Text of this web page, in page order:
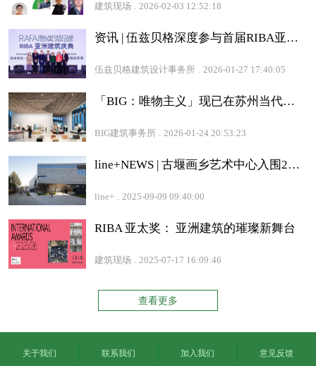
建筑现场 . 2026-02-03 12:52:18
资讯 | 伍兹贝格深度参与首届RIBA亚洲建筑庆典（RAFA），共话行业未来与女性力量
伍兹贝格建筑设计事务所 . 2026-01-27 17:40:05
「BIG：唯物主义」现已在苏州当代美术馆展出
BIG建筑事务所 . 2026-01-24 20:53:23
line+NEWS | 古堰画乡艺术中心入围2025亚洲建筑师协会建筑奖，并斩获多项殊荣
line+ . 2025-09-09 09:40:00
RIBA 亚太奖： 亚洲建筑的璀璨新舞台
建筑现场 . 2025-07-17 16:09:46
查看更多
关于我们 联系我们 加入我们 意见反馈